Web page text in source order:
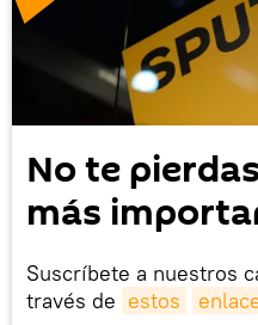
No te
más
Suscríbete a nuestros
través de estos